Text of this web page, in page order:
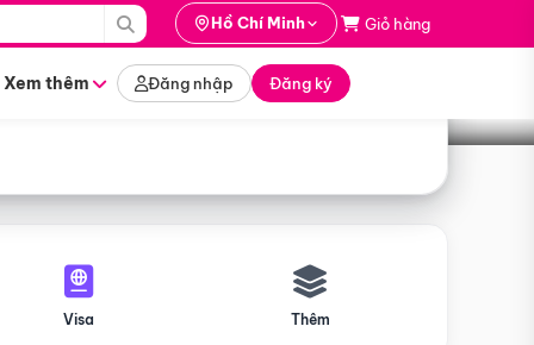
Hồ Chí Minh Giỏ hàng
Xem thêm Đăng nhập Đăng ký
Tìm tour
Visa Thêm